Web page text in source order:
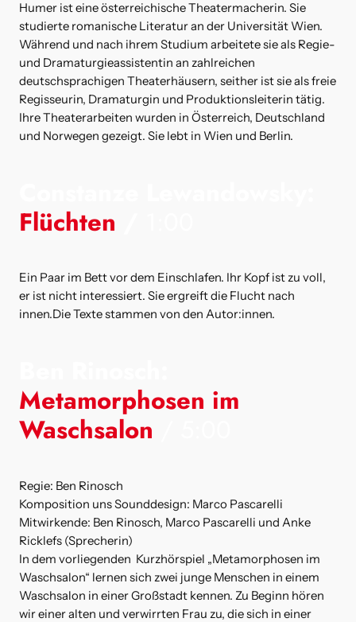
Humer ist eine österreichische Theatermacherin. Sie
studierte romanische Literatur an der Universität Wien.
Während und nach ihrem Studium arbeitete sie als Regie-
und Dramaturgieassistentin an zahlreichen
deutschsprachigen Theaterhäusern, seither ist sie als freie
Regisseurin, Dramaturgin und Produktionsleiterin tätig.
Ihre Theaterarbeiten wurden in Österreich, Deutschland
und Norwegen gezeigt. Sie lebt in Wien und Berlin.
Flüchten
Ein Paar im Bett vor dem Einschlafen. Ihr Kopf ist zu voll,
er ist nicht interessiert. Sie ergreift die Flucht nach
innen.Die Texte stammen von den Autor:innen.
Metamorphosen im
Waschsalon
Regie: Ben Rinosch
Komposition uns Sounddesign: Marco Pascarelli
Mitwirkende: Ben Rinosch, Marco Pascarelli und Anke
Ricklefs (Sprecherin)
In dem vorliegenden Kurzhörspiel „Metamorphosen im
Waschsalon“ lernen sich zwei junge Menschen in einem
Waschsalon in einer Großstadt kennen. Zu Beginn hören
wir einer alten und verwirrten Frau zu, die sich in einer